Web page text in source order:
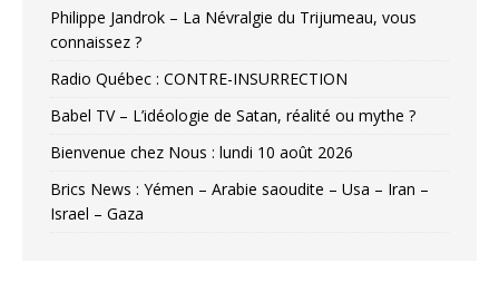
Philippe Jandrok – La Névralgie du Trijumeau, vous
connaissez ?
Radio Québec : CONTRE-INSURRECTION
Babel TV – L’idéologie de Satan, réalité ou mythe ?
Bienvenue chez Nous : lundi 10 août 2026
Brics News : Yémen – Arabie saoudite – Usa – Iran –
Israel – Gaza